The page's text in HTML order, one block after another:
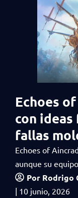
Echoes
con
fallas
Echoes of
aunque su
Por Rodrigo
| 10 junio, 2026